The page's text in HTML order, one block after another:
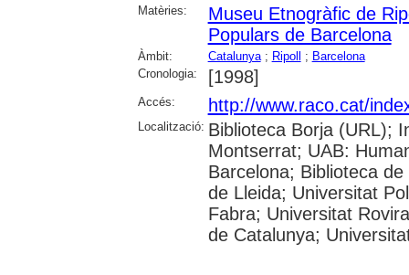
Matèries:
Museu Etnogràfic de
Populars de Barcelona
Àmbit: Catalunya; Ripoll ; Barcelona
Cronologia:
[1998]
Accés: http://www.raco.cat/
Localització: Biblioteca Borja (URL);
Montserrat; UAB:
Barcelona; Biblioteca
de Lleida; Universitat
Fabra; Universitat
de Catalunya;